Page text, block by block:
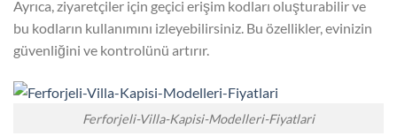
Ayrıca, ziyaretçiler için geçici erişim kodları oluşturabilir ve
bu kodların kullanımını izleyebilirsiniz. Bu özellikler, evinizin
güvenliğini ve kontrolünü artırır.
Ferforjeli-Villa-Kapisi-Modelleri-Fiyatlari